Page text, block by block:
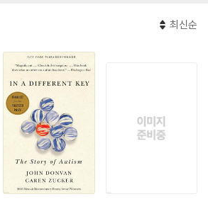
두 자녀와 함께 워싱턴 D.C.에서 산다(Twitte
최신순